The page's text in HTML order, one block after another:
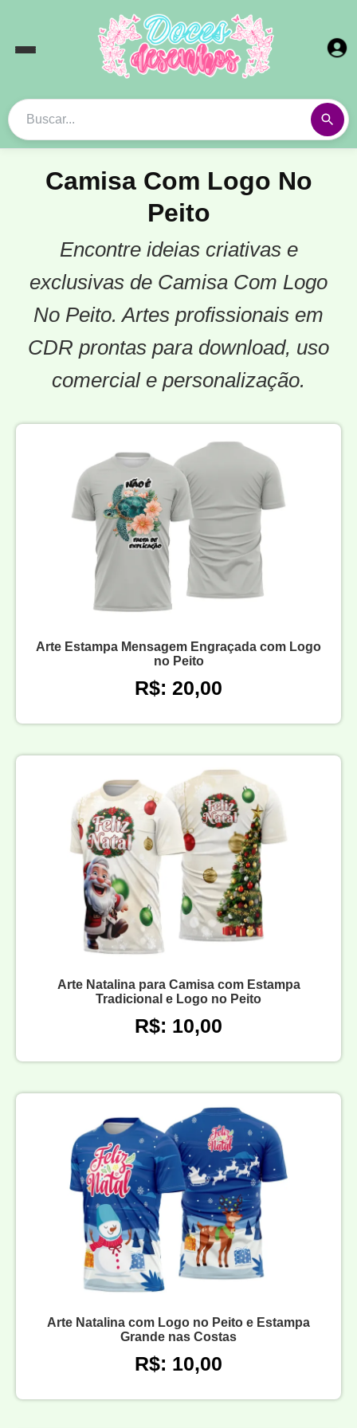
Camisa Com Logo No
Peito
Encontre ideias criativas e
exclusivas de Camisa Com Logo
No Peito. Artes profissionais em
CDR prontas para download, uso
comercial e personalização.
Arte Estampa Mensagem Engraçada com Logo
no Peito
R$: 20,00
Arte Natalina para Camisa com Estampa
Tradicional e Logo no Peito
R$: 10,00
Arte Natalina com Logo no Peito e Estampa
Grande nas Costas
R$: 10,00